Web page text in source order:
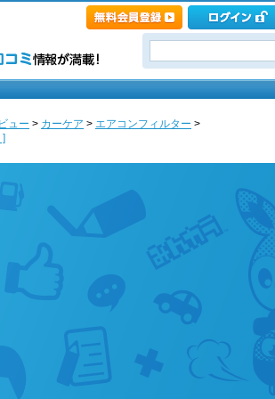
ュー > カーケア > エアコンフィルター >